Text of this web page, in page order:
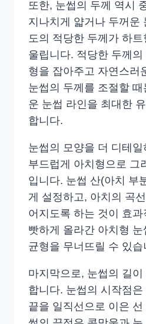
또한, 눈썹의 두께 역시
지나치게 얇거나 두꺼운
도의 적당한 두께가 하트
울립니다. 적당한 두께
형을 잡아주고 자연스러
눈썹의 두께를 조절할
운 눈썹 라인을 최대한
합니다.
눈썹의 모양을 더 디테
부드럽게 아치형으로 그
입니다. 눈썹 산(아치 부
게 설정하고, 아치의 곡
어지도록 하는 것이 효
빳하게 올라간 아치형 눈
균형을 무너뜨릴 수 있습
마지막으로, 눈썹의 길
합니다. 눈썹의 시작점
끝을 일직선으로 이은